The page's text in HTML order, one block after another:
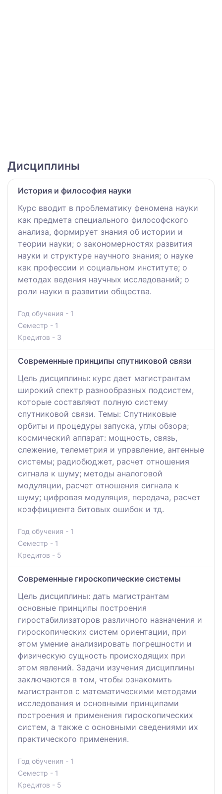
Дисциплины
История и философия науки
Курс вводит в проблематику феномена науки
как предмета специального философского
анализа, формирует знания об истории и
теории науки; о закономерностях развития
науки и структуре научного знания; о науке
как профессии и социальном институте; о
методах ведения научных исследований; о
роли науки в развитии общества.
Год обучения - 1
Семестр - 1
Кредитов - 3
Современные принципы спутниковой связи
Цель дисциплины: курс дает магистрантам
широкий спектр разнообразных подсистем,
которые составляют полную систему
спутниковой связи. Темы: Спутниковые
орбиты и процедуры запуска, углы обзора;
космический аппарат: мощность, связь,
слежение, телеметрия и управление, антенные
системы; радиобюджет, расчет отношения
сигнала к шуму; методы аналоговой
модуляции, расчет отношения сигнала к
шуму; цифровая модуляция, передача, расчет
коэффициента битовых ошибок и тд.
Год обучения - 1
Семестр - 1
Кредитов - 5
Современные гироскопические системы
Цель дисциплины: дать магистрантам
основные принципы построения
гиростабилизаторов различного назначения и
гироскопических систем ориентации, при
этом умение анализировать погрешности и
физическую сущность происходящих при
этом явлений. Задачи изучения дисциплины
заключаются в том, чтобы ознакомить
магистрантов с математическими методами
исследования и основными принципами
построения и применения гироскопических
систем, а также с основными сведениями их
практического применения.
Год обучения - 1
Семестр - 1
Кредитов - 5